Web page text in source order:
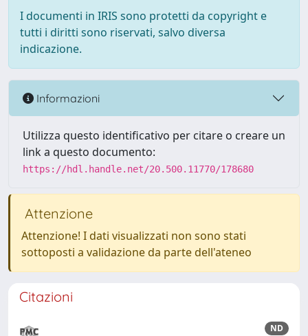
I documenti in IRIS sono protetti da copyright e
tutti i diritti sono riservati, salvo diversa
indicazione.
Informazioni
Utilizza questo identificativo per citare o creare un
link a questo documento:
https://hdl.handle.net/20.500.11770/178680
Attenzione
Attenzione! I dati visualizzati non sono stati
sottoposti a validazione da parte dell'ateneo
Citazioni
ND